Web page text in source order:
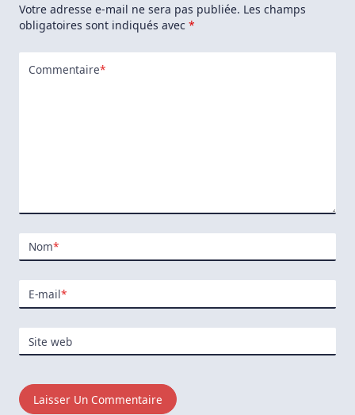
Avec
Votre adresse e-mail ne sera pas publiée. Les champs
obligatoires sont indiqués avec *
Commentaire*
Nom*
E-mail*
Site web